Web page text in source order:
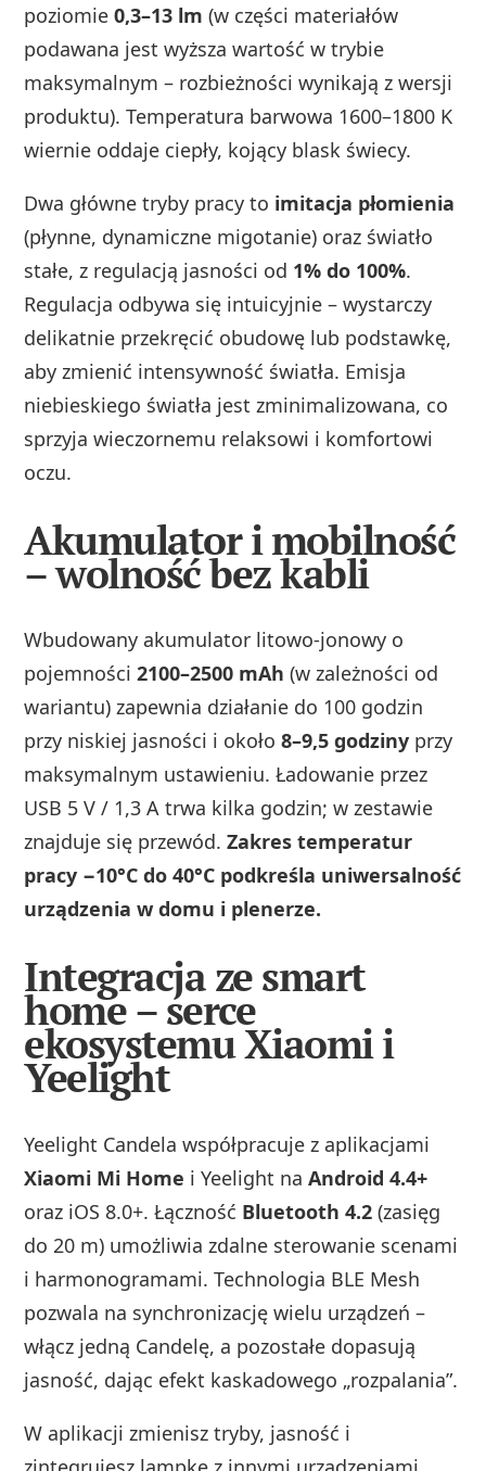
poziomie0,3–13 lm (w części materiałów
podawana jest wyższa wartość w trybie
maksymalnym – rozbieżności wynikają z wersji
produktu). Temperatura barwowa 1600–1800 K
wiernie oddaje ciepły, kojący blask świecy.
Dwa główne tryby pracy to imitacja płomienia
(płynne, dynamiczne migotanie) oraz światło
stałe, z regulacją jasności od 1% do 100%.
Regulacja odbywa się intuicyjnie – wystarczy
delikatnie przekręcić obudowę lub podstawkę,
aby zmienić intensywność światła. Emisja
niebieskiego światła jest zminimalizowana, co
sprzyja wieczornemu relaksowi i komfortowi
oczu.
Akumulator i mobilność
– wolność bez kabli
Wbudowany akumulator litowo‑jonowy o
pojemności2100–2500 mAh (w zależności od
wariantu) zapewnia działanie do 100 godzin
przy niskiej jasności i około8–9,5 godziny przy
maksymalnym ustawieniu. Ładowanie przez
USB 5 V / 1,3 A trwa kilka godzin; w zestawie
znajduje się przewód.Zakres temperatur
pracy −10°C do 40°C podkreśla uniwersalność
urządzenia w domu i plenerze.
Integracja ze smart
home – serce
ekosystemu Xiaomi i
Yeelight
Yeelight Candela współpracuje z aplikacjami
Xiaomi Mi Home i Yeelight naAndroid 4.4+
oraz iOS 8.0+. Łączność Bluetooth 4.2 (zasięg
do 20 m) umożliwia zdalne sterowanie scenami
i harmonogramami. Technologia BLE Mesh
pozwala na synchronizację wielu urządzeń –
włącz jedną Candelę, a pozostałe dopasują
jasność, dając efekt kaskadowego „rozpalania”.
W aplikacji zmienisz tryby, jasność i